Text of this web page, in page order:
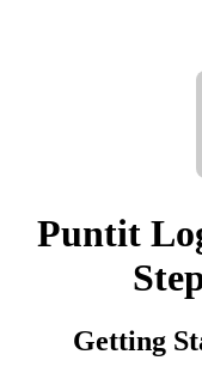
Puntit
1. Getting